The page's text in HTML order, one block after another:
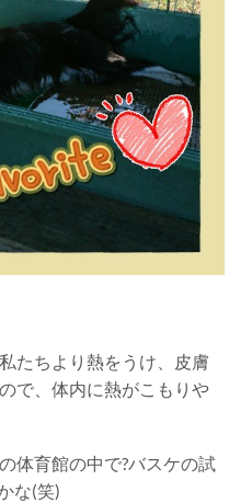
たちより熱をうけ、皮膚
で、体内に熱がこもりや
体育館の中で?バスケの試
な(笑)